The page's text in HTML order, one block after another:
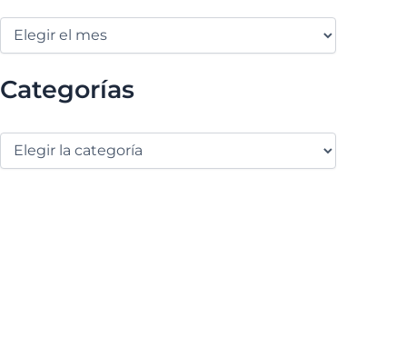
Categorías